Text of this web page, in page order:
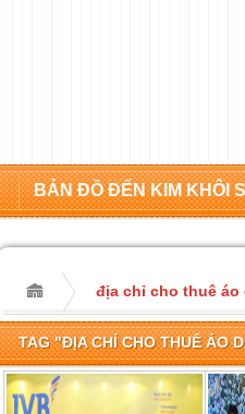
BẢN ĐỒ ĐẾN KIM KHÔI
địa chỉ cho thuê áo
TAG "ĐỊA CHỈ CHO THUÊ ÁO